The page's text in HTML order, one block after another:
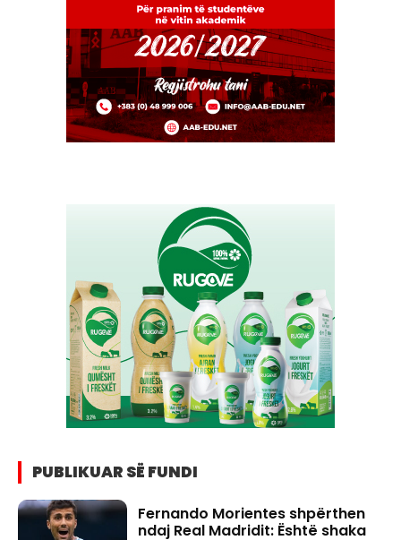
PUBLIKUAR SË FUNDI
Fernando Morientes shpërthen
ndaj Real Madridit: Është shaka